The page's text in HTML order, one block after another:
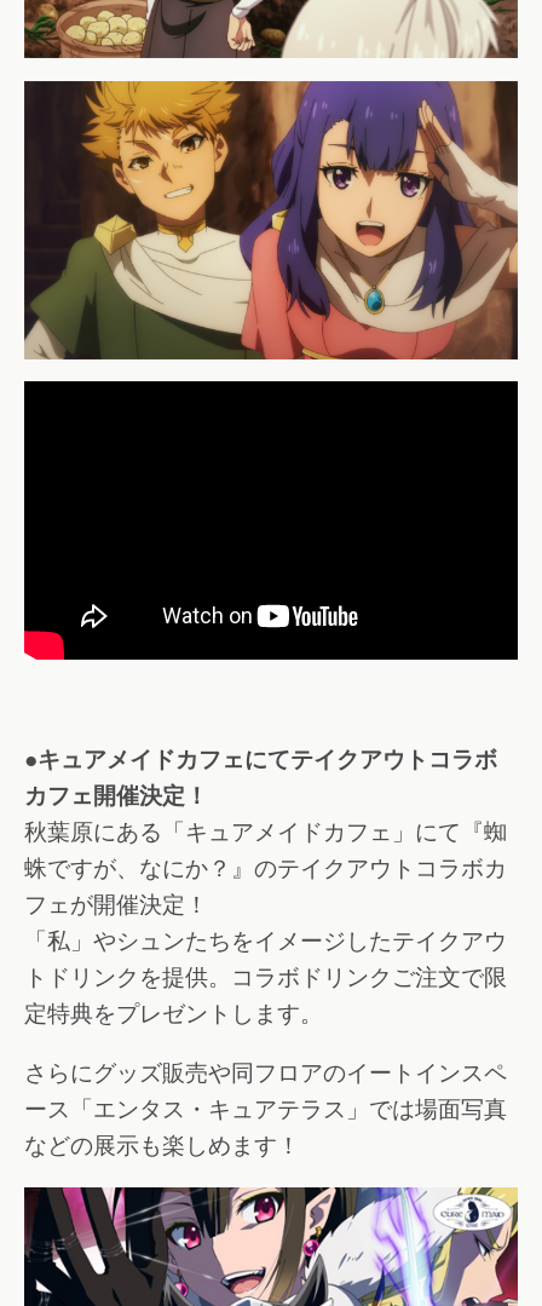
●キュアメイドカフェにてテイクアウトコラボ
カフェ開催決定！
秋葉原にある「キュアメイドカフェ」にて『蜘
蛛ですが、なにか？』のテイクアウトコラボカ
フェが開催決定！
「私」やシュンたちをイメージしたテイクアウ
トドリンクを提供。コラボドリンクご注文で限
定特典をプレゼントします。
さらにグッズ販売や同フロアのイートインスペ
ース「エンタス・キュアテラス」では場面写真
などの展示も楽しめます！